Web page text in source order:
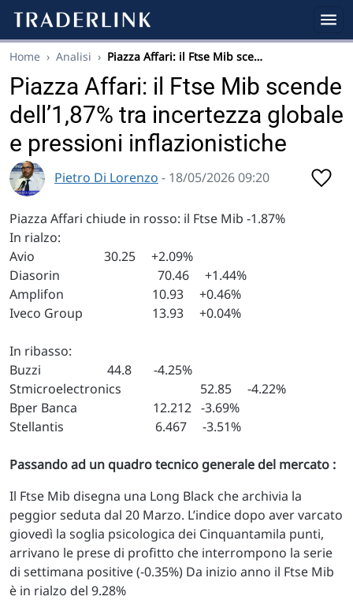
Home › Analisi › Piazza Affari: il Ftse Mib sce…
Piazza Affari: il Ftse Mib scende
dell’1,87% tra incertezza globale
e pressioni inflazionistiche
Pietro Di Lorenzo - 18/05/2026 09:20
Piazza Affari chiude in rosso: il Ftse Mib -1.87%
In rialzo:
Avio 30.25 +2.09%
Diasorin 70.46 +1.44%
Amplifon 10.93 +0.46%
Iveco Group 13.93 +0.04%
In ribasso:
Buzzi 44.8 -4.25%
Stmicroelectronics 52.85 -4.22%
Bper Banca 12.212 -3.69%
Stellantis 6.467 -3.51%
Passando ad un quadro tecnico generale del mercato :
Il Ftse Mib disegna una Long Black che archivia la
peggior seduta dal 20 Marzo. L’indice dopo aver varcato
giovedì la soglia psicologica dei Cinquantamila punti,
arrivano le prese di profitto che interrompono la serie
di settimana positive (-0.35%) Da inizio anno il Ftse Mib
è in rialzo del 9.28%